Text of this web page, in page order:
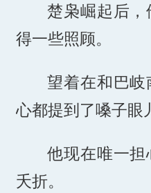
楚枭崛起后
得一些照顾。
望着在和巴
心都提到了嗓子眼
他现在唯一担
夭折。